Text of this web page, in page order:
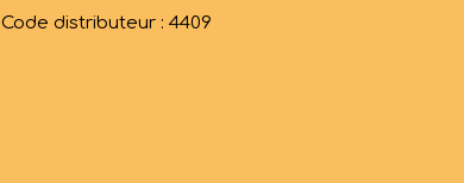
Code distributeur : 4409